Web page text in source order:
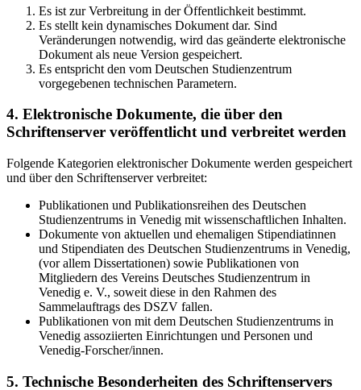
Es ist zur Verbreitung in der Öffentlichkeit bestimmt.
Es stellt kein dynamisches Dokument dar. Sind
Veränderungen notwendig, wird das geänderte elektronische
Dokument als neue Version gespeichert.
Es entspricht den vom Deutschen Studienzentrum
vorgegebenen technischen Parametern.
4. Elektronische Dokumente, die über den
Schriftenserver veröffentlicht und verbreitet werden
Folgende Kategorien elektronischer Dokumente werden gespeichert
und über den Schriftenserver verbreitet:
Publikationen und Publikationsreihen des Deutschen
Studienzentrums in Venedig mit wissenschaftlichen Inhalten.
Dokumente von aktuellen und ehemaligen Stipendiatinnen
und Stipendiaten des Deutschen Studienzentrums in Venedig,
(vor allem Dissertationen) sowie Publikationen von
Mitgliedern des Vereins Deutsches Studienzentrum in
Venedig e. V., soweit diese in den Rahmen des
Sammelauftrags des DSZV fallen.
Publikationen von mit dem Deutschen Studienzentrums in
Venedig assoziierten Einrichtungen und Personen und
Venedig-Forscher/innen.
5. Technische Besonderheiten des Schriftenservers